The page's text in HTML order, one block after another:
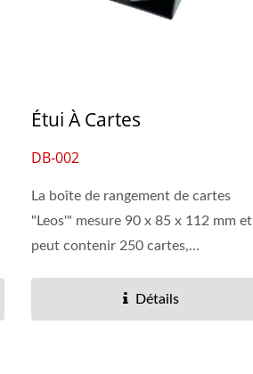
Étui À Cartes
DB-002
La boîte de rangement de cartes
"Leos'" mesure 90 x 85 x 112 mm et
peut contenir 250 cartes,...
Détails